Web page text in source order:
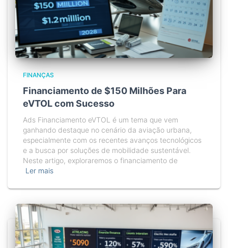
FINANÇAS
Financiamento de $150 Milhões Para
eVTOL com Sucesso
Ads Financiamento eVTOL é um tema que vem
ganhando destaque no cenário da aviação urbana,
especialmente com os recentes avanços tecnológicos
e a busca por soluções de mobilidade sustentável.
Neste artigo, exploraremos o financiamento de
Ler mais